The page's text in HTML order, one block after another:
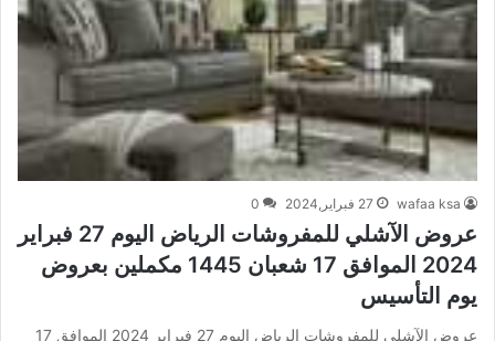
wafaa ksa 27 فبراير,2024 0
عروض الآشلي للمفروشات الرياض اليوم 27 فبراير
2024 الموافق 17 شعبان 1445 مكملين بعروض
يوم التأسيس
عروض الآشلي للمفروشات الرياض اليوم 27 فبراير 2024 الموافق 17